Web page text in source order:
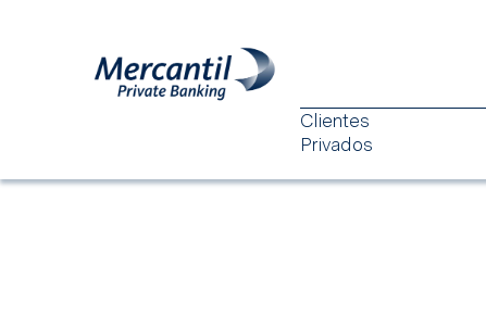
Clientes
Privados